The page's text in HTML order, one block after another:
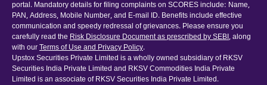
portal. Mandatory details for filing complaints on SCORES include: Name,
PAN, Address, Mobile Number, and E-mail ID. Benefits include effective
communication and speedy redressal of grievances. Please ensure you
carefully read the Risk Disclosure Document as prescribed by SEBI, along
with ourTerms of Use and Privacy Policy.
Upstox Securities Private Limited is a wholly owned subsidiary of RKSV
Securities India Private Limited and RKSV Commodities India Private
Limited is an associate of RKSV Securities India Private Limited.